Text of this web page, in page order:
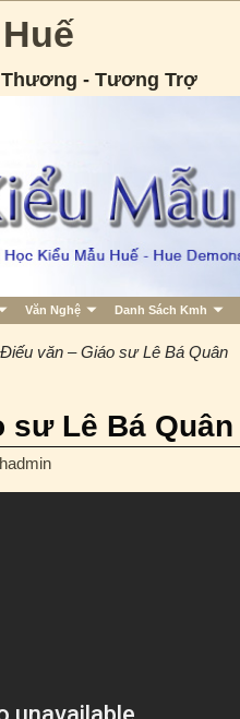
- Tương Trợ
Văn Nghệ Danh Sách Kmh
Điếu văn – Giáo sư Lê Bá Quân
sư Lê Bá Quân